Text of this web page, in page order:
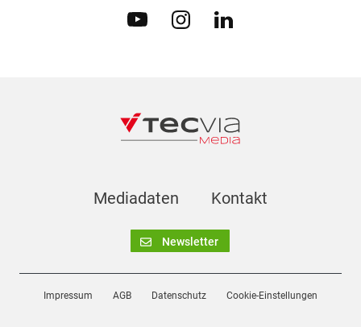
Mediadaten Kontakt
Newsletter
Impressum AGB Datenschutz Cookie-Einstellungen